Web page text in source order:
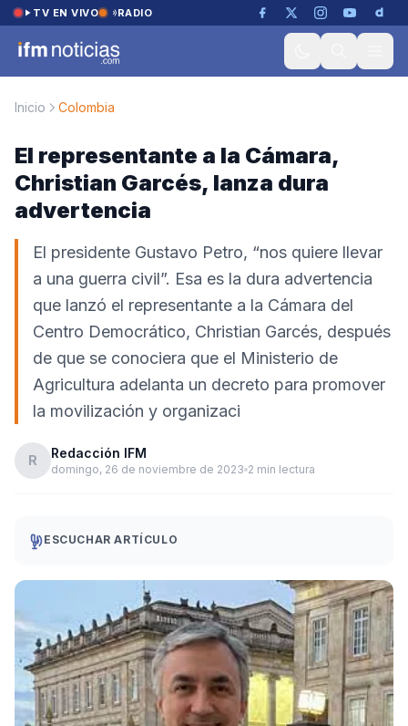
Saltar al contenido
TV EN VIVO RADIO
Inicio Colombia
El representante a la Cámara,
Christian Garcés, lanza dura
advertencia
El presidente Gustavo Petro, “nos quiere llevar
a una guerra civil”. Esa es la dura advertencia
que lanzó el representante a la Cámara del
Centro Democrático, Christian Garcés, después
de que se conociera que el Ministerio de
Agricultura adelanta un decreto para promover
la movilización y organizaci
R Redacción IFM
domingo, 26 de noviembre de 2023 2 min lectura
ESCUCHAR ARTÍCULO